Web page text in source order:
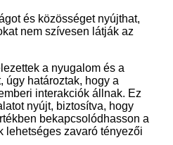
és közösséget nyújthat,
nem szívesen látják az
a nyugalom és a
úgy határoztak, hogy a
interakciók állnak. Ez
nyújt, biztosítva, hogy
bekapcsolódhasson a
lehetséges zavaró tényezői